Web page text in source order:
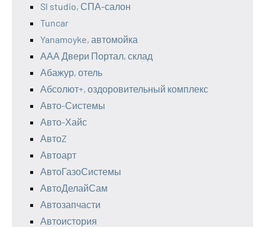
Sl studio, СПА-салон
Tuncar
Yanamoyke, автомойка
ААА Двери Портал, склад
Абажур, отель
Абсолют+, оздоровительный комплекс
Авто-Системы
Авто-Хайс
АвтоZ
Автоарт
АвтоГазоСистемы
АвтоДелайСам
Автозапчасти
Автоистория